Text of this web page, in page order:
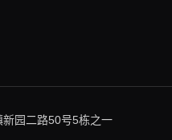
园二路50号5栋之一